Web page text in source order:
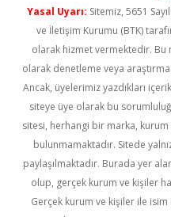
Yasal Uyarı: Sitemiz, 5651
ve İletişim Kurumu (BTK)
olarak hizmet vermektedir.
olarak denetleme veya
Ancak, üyelerimiz yazdıkları
siteye üye olarak bu
sitesi, herhangi bir marka, kurum
bulunmamaktadır. Sitede
paylaşılmaktadır. Burada yer
olup, gerçek kurum ve kişiler
Gerçek kurum ve kişiler ile